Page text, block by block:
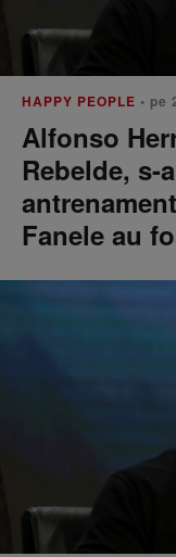
HAPPY PEOPLE • pe
Alfonso
Rebelde,
Fanele au